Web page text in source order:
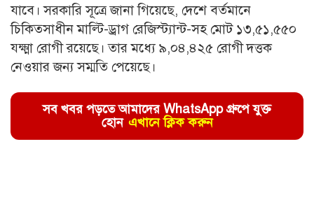
যাবে। সরকারি সূত্রে জানা গিয়েছে, দেশে বর্তমানে
চিকিত্‍সাধীন মাল্টি-ড্রাগ রেজিস্ট্যান্ট-সহ মোট ১৩,৫১,৫৫০
যক্ষ্মা রোগী রয়েছে। তার মধ্যে ৯,০৪,৪২৫ রোগী দত্তক
নেওয়ার জন্য সম্মতি পেয়েছে।
সব খবর পড়তে আমাদের WhatsApp গ্রুপে যুক্ত
হোন এখানে ক্লিক করুন